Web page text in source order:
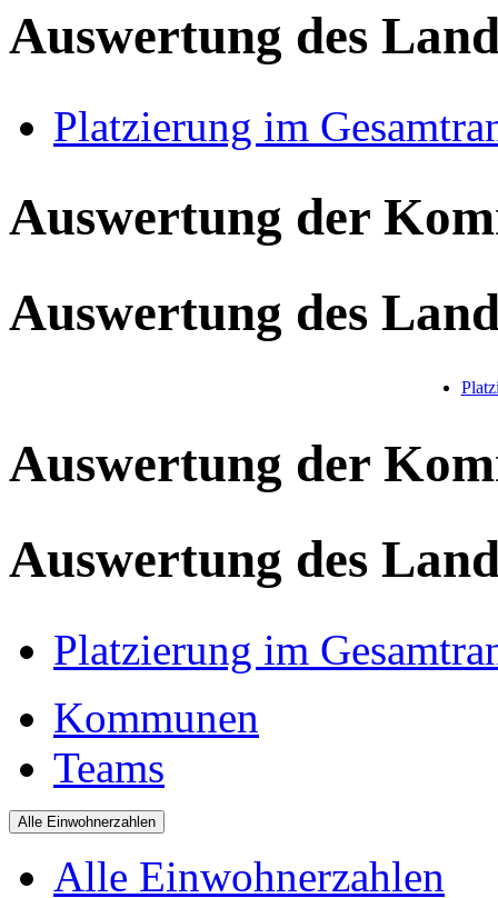
Auswertung des
Platzierung im
Auswertung der
Auswertung des
Auswertung der
Auswertung des
Platzierung im
Kommunen
Teams
Alle Einwohnerzahlen
Alle Einwohnerzahlen